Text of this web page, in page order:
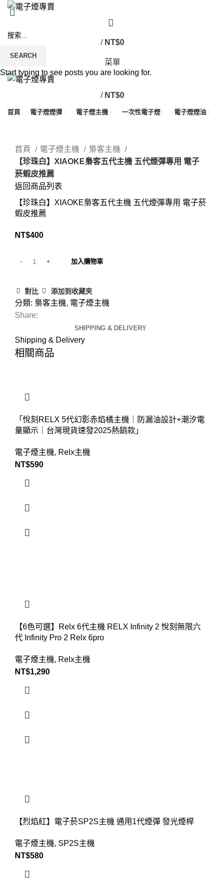
/ NT$0
菜單
/ NT$0
首頁 電子煙煙彈 電子煙主機 一次性電子煙 電子煙煙油
首頁
電子煙主機
梟客主機
【珍珠白】XIAOKE梟客五代主機 五代煙彈專用 電子
菸蝦皮推薦
返回商品列表
【珍珠白】XIAOKE梟客五代主機 五代煙彈專用 電子菸
蝦皮推薦
NT$400
加入購物車
對比 添加到收藏夾
分類: 梟客主機, 電子煙主機
Share:
SHIPPING & DELIVERY
Shipping & Delivery
相關商品
「悅刻RELX 5代幻影赤焰橘主機｜防漏油設計+潮汐電
量顯示｜台灣現貨速發2025熱銷款」
電子煙主機, Relx主機
NT$590
【6色可選】Relx 6代主機 RELX Infinity 2 悅刻無限六
代 Infinity Pro 2 Relx 6pro
電子煙主機, Relx主機
NT$1,290
【烈焰紅】電子菸SP2S主機 通用1代煙彈 發光煙桿
電子煙主機, SP2S主機
NT$580
SEARCH
Start typing to see posts you are looking for.